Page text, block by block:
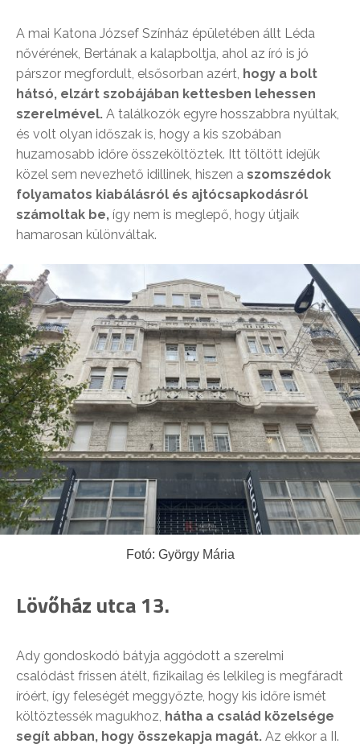
A mai Katona József Színház épületében állt Léda
nővérének, Bertának a kalapboltja, ahol az író is jó
párszor megfordult, elsősorban azért, hogy a bolt
hátsó, elzárt szobájában kettesben lehessen
szerelmével. A találkozók egyre hosszabbra nyúltak,
és volt olyan időszak is, hogy a kis szobában
huzamosabb időre összeköltöztek. Itt töltött idejük
közel sem nevezhető idillinek, hiszen a szomszédok
folyamatos kiabálásról és ajtócsapkodásról
számoltak be, így nem is meglepő, hogy útjaik
hamarosan különváltak.
Fotó: György Mária
Lövőház utca 13.
Ady gondoskodó bátyja aggódott a szerelmi
csalódást frissen átélt, fizikailag és lelkileg is megfáradt
íróért, így feleségét meggyőzte, hogy kis időre ismét
költöztessék magukhoz, hátha a család közelsége
segít abban, hogy összekapja magát. Az ekkor a II.